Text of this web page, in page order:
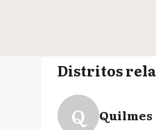
Distritos
Q Quilmes